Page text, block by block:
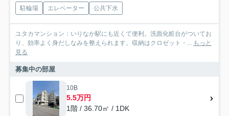
駐輪場 エレベーター 公共下水
ユタカマンション：いりなか駅にも近くて便利。洗面化粧台がついてお
り、効率よく身だしなみを整えられます。収納はクロゼット・... もっと
見る
募集中の部屋
10B
5.5万円
1階 / 36.70㎡ / 1DK